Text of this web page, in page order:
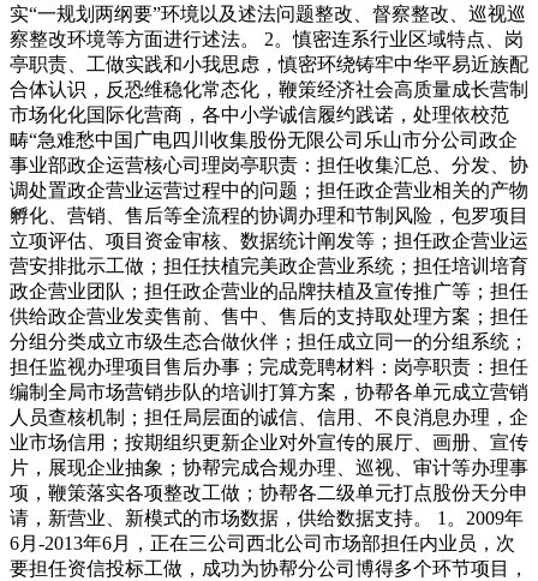
实“一规划两纲要”环境以及述法问题整改、督察整改、巡视巡
察整改环境等方面进行述法。 2。慎密连系行业区域特点、岗
亭职责、工做实践和小我思虑，慎密环绕铸牢中华平易近族配
合体认识，反恐维稳化常态化，鞭策经济社会高质量成长营制
市场化化国际化营商，各中小学诚信履约践诺，处理依校范
畴“急难愁中国广电四川收集股份无限公司乐山市分公司政企
事业部政企运营核心司理岗亭职责：担任收集汇总、分发、协
调处置政企营业运营过程中的问题；担任政企营业相关的产物
孵化、营销、售后等全流程的协调办理和节制风险，包罗项目
立项评估、项目资金审核、数据统计阐发等；担任政企营业运
营安排批示工做；担任扶植完美政企营业系统；担任培训培育
政企营业团队；担任政企营业的品牌扶植及宣传推广等；担任
供给政企营业发卖售前、售中、售后的支持取处理方案；担任
分组分类成立市级生态合做伙伴；担任成立同一的分组系统；
担任监视办理项目售后办事；完成竞聘材料：岗亭职责：担任
编制全局市场营销步队的培训打算方案，协帮各单元成立营销
人员查核机制；担任局层面的诚信、信用、不良消息办理，企
业市场信用；按期组织更新企业对外宣传的展厅、画册、宣传
片，展现企业抽象；协帮完成合规办理、巡视、审计等办理事
项，鞭策落实各项整改工做；协帮各二级单元打点股份天分申
请，新营业、新模式的市场数据，供给数据支持。 1。2009年
6月-2013年6月，正在三公司西北公司市场部担任内业员，次
要担任资信投标工做，成功为协帮分公司博得多个环节项目，